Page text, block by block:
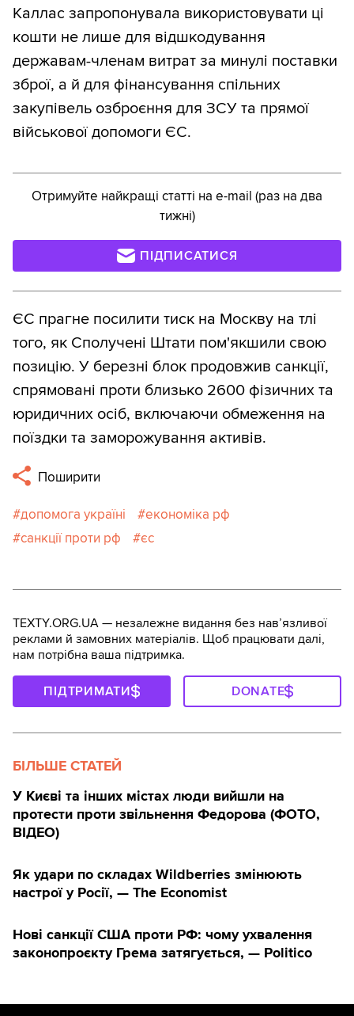
Каллас запропонувала використовувати ці
кошти не лише для відшкодування
державам-членам витрат за минулі поставки
зброї, а й для фінансування спільних
закупівель озброєння для ЗСУ та прямої
військової допомоги ЄС.
Отримуйте найкращі статті на e-mail (раз на два
тижні)
ПІДПИСАТИСЯ
ЄС прагне посилити тиск на Москву на тлі
того, як Сполучені Штати пом'якшили свою
позицію. У березні блок продовжив санкції,
спрямовані проти близько 2600 фізичних та
юридичних осіб, включаючи обмеження на
поїздки та заморожування активів.
Поширити
допомога україні
економіка рф
санкції проти рф
єс
TEXTY.ORG.UA — незалежне видання без навʼязливої
реклами й замовних матеріалів. Щоб працювати далі,
нам потрібна ваша підтримка.
ПІДТРИМАТИ DONATE
БІЛЬШЕ СТАТЕЙ
У Києві та інших містах люди вийшли на
протести проти звільнення Федорова (ФОТО,
ВІДЕО)
Як удари по складах Wildberries змінюють
настрої у Росії, — The Economist
Нові санкції США проти РФ: чому ухвалення
законопроєкту Грема затягується, — Politico